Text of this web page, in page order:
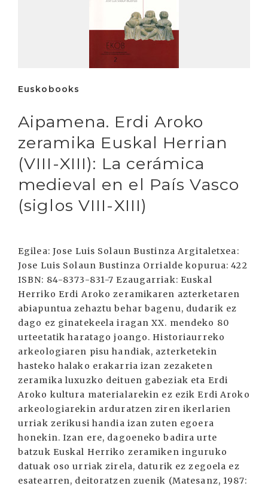
Euskobooks
Aipamena. Erdi Aroko
zeramika Euskal Herrian
(VIII-XIII): La cerámica
medieval en el País Vasco
(siglos VIII-XIII)
Egilea: Jose Luis Solaun Bustinza Argitaletxea:
Jose Luis Solaun Bustinza Orrialde kopurua: 422
ISBN: 84-8373-831-7 Ezaugarriak: Euskal
Herriko Erdi Aroko zeramikaren azterketaren
abiapuntua zehaztu behar bagenu, dudarik ez
dago ez ginatekeela iragan XX. mendeko 80
urteetatik haratago joango. Historiaurreko
arkeologiaren pisu handiak, azterketekin
hasteko halako erakarria izan zezaketen
zeramika luxuzko deituen gabeziak eta Erdi
Aroko kultura materialarekin ez ezik Erdi Aroko
arkeologiarekin arduratzen ziren ikerlarien
urriak zerikusi handia izan zuten egoera
honekin. Izan ere, dagoeneko badira urte
batzuk Euskal Herriko zeramiken inguruko
datuak oso urriak zirela, daturik ez zegoela ez
esatearren, deitoratzen zuenik (Matesanz, 1987: